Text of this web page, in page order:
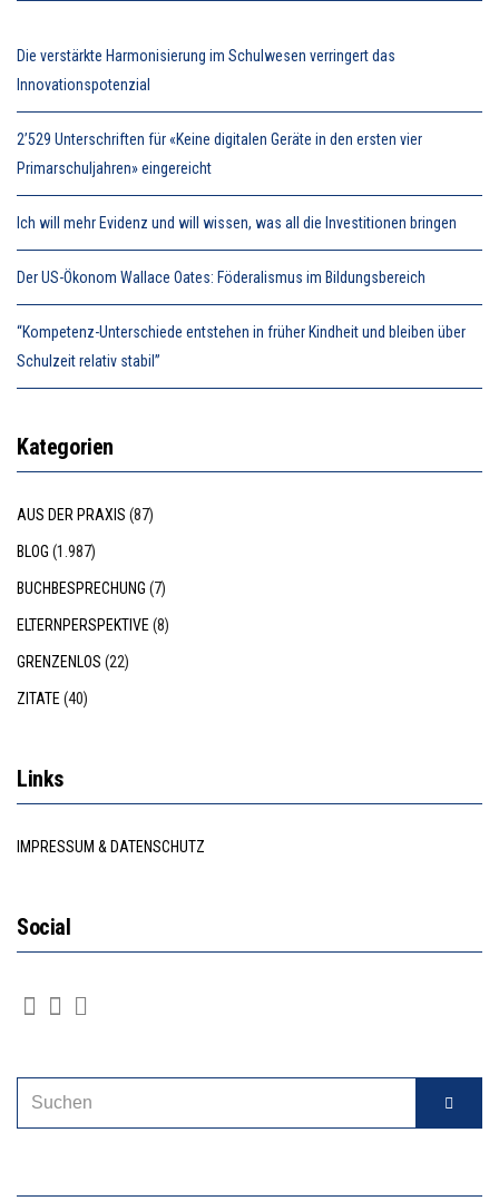
Die verstärkte Harmonisierung im Schulwesen verringert das
Innovationspotenzial
2’529 Unterschriften für «Keine digitalen Geräte in den ersten vier
Primarschuljahren» eingereicht
Ich will mehr Evidenz und will wissen, was all die Investitionen bringen
Der US-Ökonom Wallace Oates: Föderalismus im Bildungsbereich
“Kompetenz-Unterschiede entstehen in früher Kindheit und bleiben über
Schulzeit relativ stabil”
Kategorien
AUS DER PRAXIS (87)
BLOG (1.987)
BUCHBESPRECHUNG (7)
ELTERNPERSPEKTIVE (8)
GRENZENLOS (22)
ZITATE (40)
Links
IMPRESSUM & DATENSCHUTZ
Social